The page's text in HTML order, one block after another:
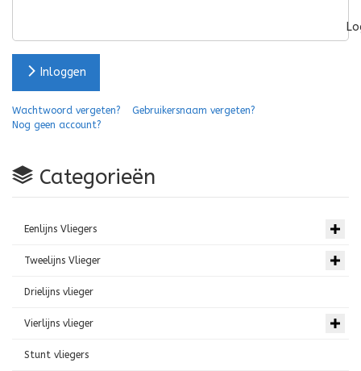
Inloggen
Wachtwoord vergeten?
Gebruikersnaam vergeten?
Nog geen account?
Categorieën
Eenlijns Vliegers
Tweelijns Vlieger
Drielijns vlieger
Vierlijns vlieger
Stunt vliegers